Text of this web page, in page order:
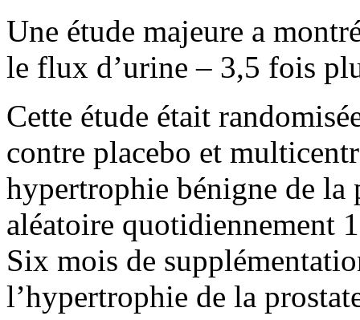
Une étude majeure a
le flux d’urine – 3,5 fois
Cette étude était
contre placebo et
hypertrophie bénigne de la
aléatoire quotidiennement
Six mois de
l’hypertrophie de la